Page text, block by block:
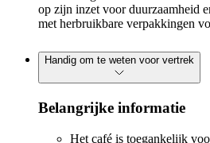
op zijn inzet voor duurzaamheid
met herbruikbare verpakkingen
Handig om te weten voor vertrek
Belangrijke informatie
Het café is toegankelijk